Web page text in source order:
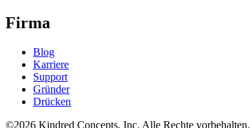
Firma
Blog
Karriere
Support
Gründer
Drücken
©2026 Kindred Concepts, Inc. Alle Rechte vorbehalten.